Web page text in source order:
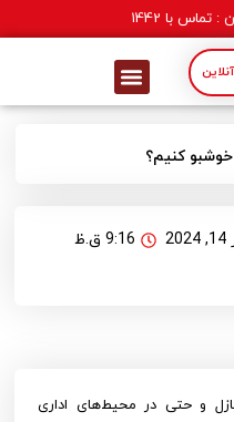
: تماس با 1442
کنیم؟
9:16 ق.ظ
و حتی در محیط‌های اداری